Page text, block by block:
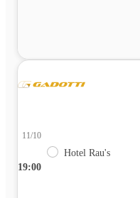
19:00
11/10
Hotel Rau's